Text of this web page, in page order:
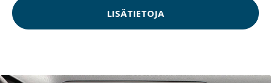
LISÄTIETOJA